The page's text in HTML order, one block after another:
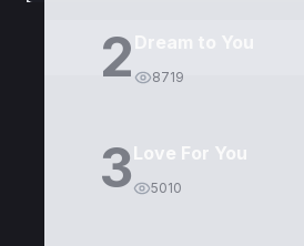
2 8719
3Love For You
5010